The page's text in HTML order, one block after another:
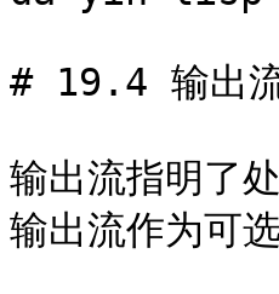
# 19.4 输出
输出流指明了
输出流作为可